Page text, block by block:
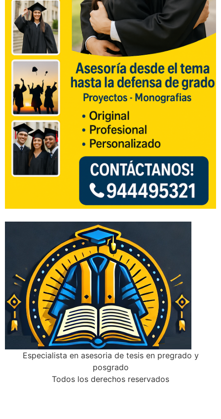
Especialista en asesoria de tesis en pregrado y
posgrado
Todos los derechos reservados